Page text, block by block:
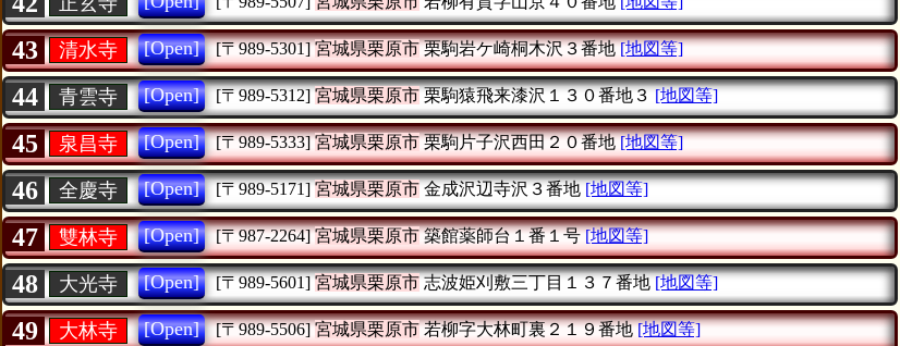
43 清水寺 [Open] [〒989-5301] 宮城県栗原市栗駒岩ケ崎桐木沢３番地 [地図等]
44 青雲寺 [Open] [〒989-5312] 宮城県栗原市栗駒猿飛来漆沢１３０番地３ [地図等]
45 泉昌寺 [Open] [〒989-5333] 宮城県栗原市栗駒片子沢西田２０番地 [地図等]
46 全慶寺 [Open] [〒989-5171] 宮城県栗原市金成沢辺寺沢３番地 [地図等]
47 雙林寺 [Open] [〒987-2264] 宮城県栗原市築館薬師台１番１号 [地図等]
48 大光寺 [Open] [〒989-5601] 宮城県栗原市志波姫刈敷三丁目１３７番地 [地図等]
49 大林寺 [Open] [〒989-5506] 宮城県栗原市若柳字大林町裏２１９番地 [地図等]